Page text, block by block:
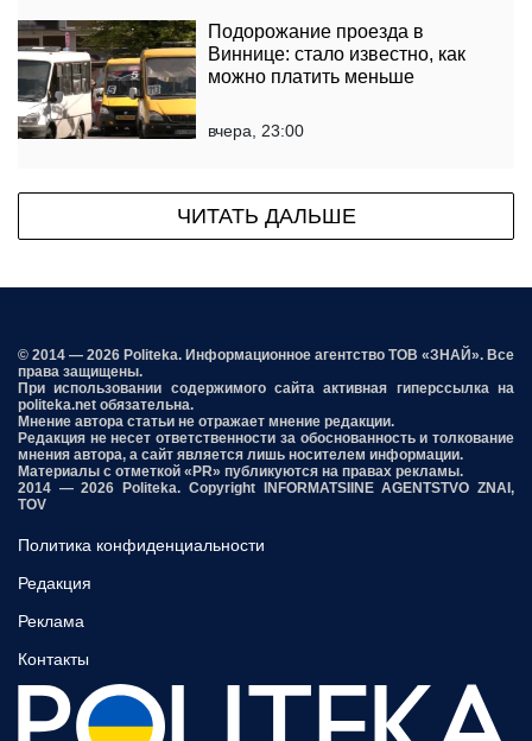
Подорожание проезда в
Виннице: стало известно, как
можно платить меньше
вчера, 23:00
ЧИТАТЬ ДАЛЬШЕ
© 2014 — 2026 Politeka. Информационное агентство ТОВ «ЗНАЙ». Все
права защищены.
При использовании содержимого сайта активная гиперссылка на
politeka.net обязательна.
Мнение автора статьи не отражает мнение редакции.
Редакция не несет ответственности за обоснованность и толкование
мнения автора, а сайт является лишь носителем информации.
Материалы с отметкой «PR» публикуются на правах рекламы.
2014 — 2026 Politeka. Copyright INFORMATSIINE AGENTSTVO ZNAI,
TOV
Политика конфиденциальности
Редакция
Реклама
Контакты